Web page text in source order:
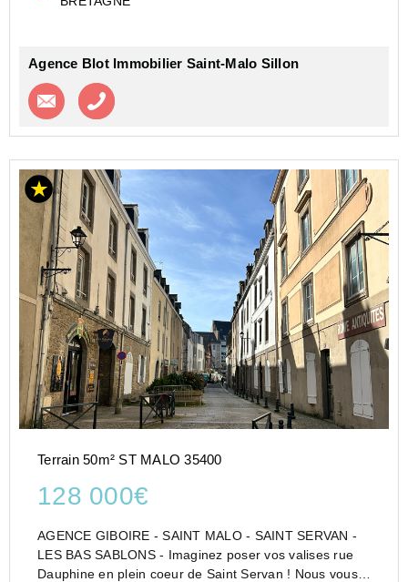
terrain bénéficie déjà d'un permis de construction
Agence Blot Immobilier Saint-Malo Sillon
Contacter l'agence
Terrain 50m² ST MALO 35400
128 000€
AGENCE GIBOIRE - SAINT MALO - SAINT SERVAN -
LES BAS SABLONS - Imaginez poser vos valises rue
Dauphine en plein coeur de Saint Servan ! Nous vous